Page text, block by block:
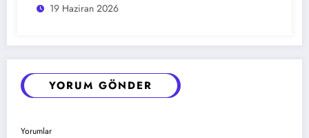
19 Haziran 2026
YORUM GÖNDER
Yorumlar